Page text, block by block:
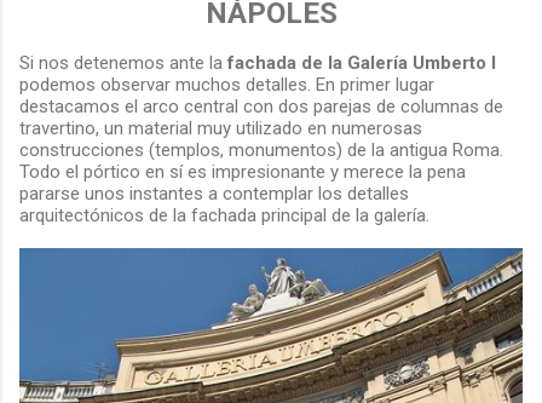
NÁPOLES
Si nos detenemos ante lafachada de la Galería Umberto I
podemos observar muchos detalles. En primer lugar
destacamos el arco central con dos parejas de columnas de
travertino, un material muy utilizado en numerosas
construcciones (templos, monumentos) de la antigua Roma.
Todo el pórtico en sí es impresionante y merece la pena
pararse unos instantes a contemplar los detalles
arquitectónicos de la fachada principal de la galería.